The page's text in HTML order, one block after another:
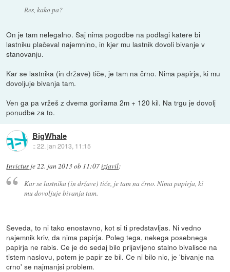
Res, kako pa?
On je tam nelegalno. Saj nima pogodbe na podlagi katere bi
lastniku plačeval najemnino, in kjer mu lastnik dovoli bivanje v
stanovanju.
Kar se lastnika (in države) tiče, je tam na črno. Nima papirja, ki mu
dovoljuje bivanja tam.
Ven ga pa vržeš z dvema gorilama 2m + 120 kil. Na trgu je dovolj
ponudbe za to.
BigWhale
::22. jan 2013, 11:15
Invictus je22. jan 2013 ob 11:07izjavil:
Kar se lastnika (in države) tiče, je tam na črno. Nima papirja, ki
mu dovoljuje bivanja tam.
Seveda, to ni tako enostavno, kot si ti predstavljas. Ni vedno
najemnik kriv, da nima papirja. Poleg tega, nekega posebnega
papirja ne rabis. Ce je do sedaj bilo prijavljeno stalno bivalisce na
tistem naslovu, potem je papir ze bil. Ce ni bilo nic, je 'bivanje na
crno' se najmanjsi problem.